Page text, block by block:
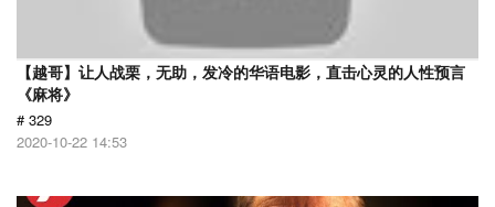
【越哥】让人战栗，无助，发冷的华语电影，直击心灵的人性预言
《麻将》
# 329
2020-10-22 14:53